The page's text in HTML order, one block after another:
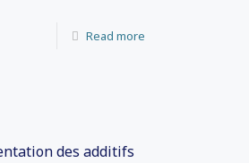
Read more
des additifs